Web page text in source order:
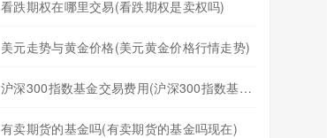
看跌期权在哪里交易(看跌期权是卖权吗)
美元走势与黄金价格(美元黄金价格行情走势)
沪深300指数基金交易费用(沪深300指数基金怎么买)
有卖期货的基金吗(有卖期货的基金吗现在)